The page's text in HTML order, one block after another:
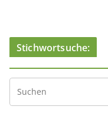
Stichwortsuche: